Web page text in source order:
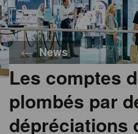
News
Les comptes
plombés par
dépréciations